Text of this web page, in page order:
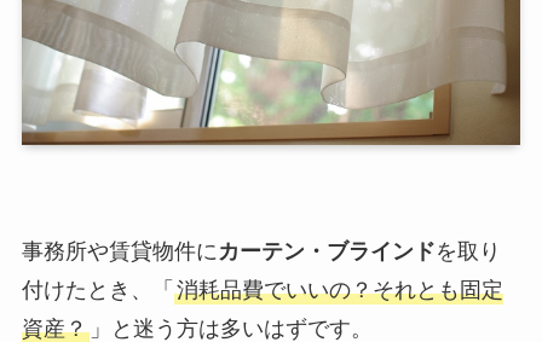
事務所や賃貸物件に カーテン・ブラインドを取り
付けたとき、「 消耗品費でいいの？それとも固定
資産？」と迷う方は多いはずです。